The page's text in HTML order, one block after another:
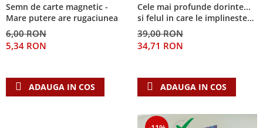
Semn de carte magnetic -
Mare putere are rugaciunea
6,00 RON
5,34 RON
ADAUGA IN COS
Cele mai profunde dorinte...
si felul in care le implineste
invatatura crestina
39,00 RON
34,71 RON
ADAUGA IN COS